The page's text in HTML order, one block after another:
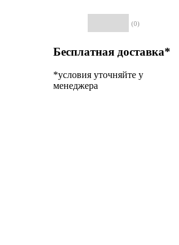
(0)
Бесплатная доставка*
*условия уточняйте у
менеджера